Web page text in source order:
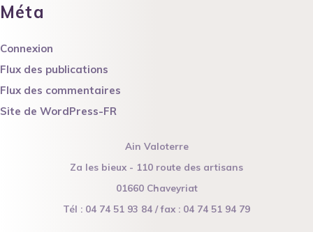
Méta
Connexion
Flux des publications
Flux des commentaires
Site de WordPress-FR
Ain Valoterre
Za les bieux - 110 route des artisans
01660 Chaveyriat
Tél : 04 74 51 93 84 / fax : 04 74 51 94 79